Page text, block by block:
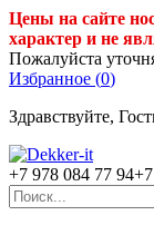
Цены на сайте
характер и не
Пожалуйста
Избранное (0)
Здравствуйте,
+7 978 084 77 94